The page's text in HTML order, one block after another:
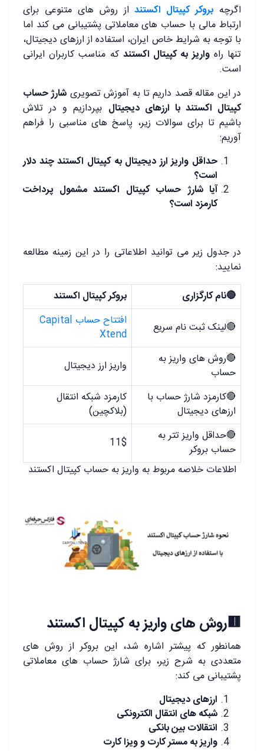
اگرچه بروکر کپیتال اکستنداز روش های متنوعی برای
ارتباط مالی با حساب های معاملاتی پشتیبانی می کند اما
با توجه به شرایط خاص ایران، استفاده از ارزهای دیجیتال،
تنها راهواریز به کپیتال اکستند که مناسب کاربران ایرانی
است.
در این مقاله قصد داریم تا به آموزش تصویری شارژ حساب
کپیتال اکستند با ارزهای دیجیتال بپردازیم و در تلاش
باشیم تا برای سوالات زیر، پاسخ های مناسبی را فراهم
آوریم:
حداقل واریز ارز دیجیتال به کپیتال اکستند چند دلار
است؟
آیا شارژ حساب کپیتال اکستند مشمول پرداخت
کارمزد است؟
در جدول زیر می توانید اطلاعاتی را در این زمینه مطالعه
نمایید:
🔴نام کارگزاری
بروکر کپیتال اکستند
🔴لینک ثبت نام سریع
افتتاح حساب Capital
Xtend
🔴روش های واریز به
حساب
واریز ارز دیجیتال
🔴کارمزد شارژ حساب با
ارزهای دیجیتال
کارمزد شبکه انتقال
(بلاکچین)
🔴حداقل واریز تتر به
حساب بروکر
11$
اطلاعات خلاصه مربوط به واریز به حساب کپیتال اکستند
🟥روش های واریز به کپیتال اکستند
همانطور که پیشتر اشاره شد، این بروکر از روش های
متعددی به شرح زیر، برای شارژ حساب های معاملاتی
پشتیبانی می کند:
ارزهای دیجیتال
شبکه های انتقال الکترونکی
انتقالات بین بانکی
واریز به مستر کارت و ویزا کارت